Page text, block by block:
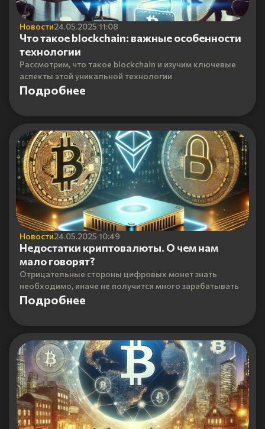
Новости24.05.2025 11:08
Что такое blockchain: важные особенности
технологии
Рассмотрим, что такое blockchain и изучим ключевые
аспекты этой уникальной технологии
Подробнее
Новости24.05.2025 10:49
Недостатки криптовалюты. О чем нам
мало говорят?
Отрицательные стороны цифровых монет знать
необходимо, иначе не получится много зарабатывать
Подробнее